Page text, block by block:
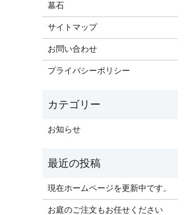
墓石
サイトマップ
お問い合わせ
プライバシーポリシー
お知らせ
現在ホームページを更新中です。
お庭のご注文もお任せください